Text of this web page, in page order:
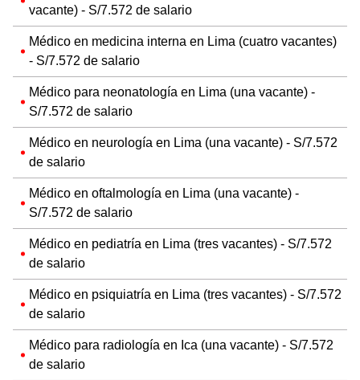
vacante) - S/7.572 de salario
Médico en medicina interna en Lima (cuatro vacantes)
- S/7.572 de salario
Médico para neonatología en Lima (una vacante) -
S/7.572 de salario
Médico en neurología en Lima (una vacante) - S/7.572
de salario
Médico en oftalmología en Lima (una vacante) -
S/7.572 de salario
Médico en pediatría en Lima (tres vacantes) - S/7.572
de salario
Médico en psiquiatría en Lima (tres vacantes) - S/7.572
de salario
Médico para radiología en Ica (una vacante) - S/7.572
de salario